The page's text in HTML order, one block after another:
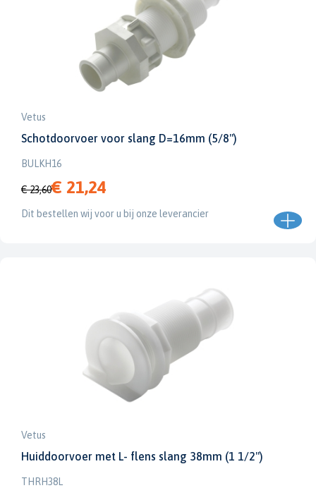
Vetus
Schotdoorvoer voor slang D=16mm (5/8")
BULKH16
€ 23,60€ 21,24
Dit bestellen wij voor u bij onze leverancier
Vetus
Huiddoorvoer met L- flens slang 38mm (1 1/2")
THRH38L